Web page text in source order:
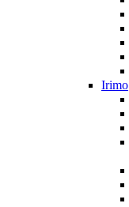
Irimo